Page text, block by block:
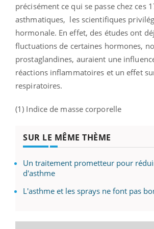
précisément ce qui se passe chez ces
asthmatiques, les scientifiques
hormonale. En effet, des études ont
fluctuations de certaines hormones,
prostaglandines, auraient une
réactions inflammatoires et un effet
respiratoires.
(1) Indice de masse corporelle
SUR LE MÊME THÈME
Un traitement prometteur pour
d'asthme
L'asthme et les sprays ne font pas